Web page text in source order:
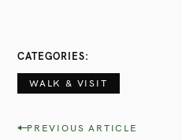
CATEGORIES
WALK & VISIT
PPREVIOUS ARTICLE